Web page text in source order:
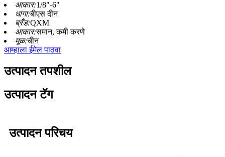
आकार:1/8"-6"
धागा:बीएस दीन
ब्रँड:QXM
आकार:समान, कमी करणे
मूळ:चीन
आम्हाला ईमेल पाठवा
उत्पादन तपशील
उत्पादन टॅग
उत्पादन परिचय